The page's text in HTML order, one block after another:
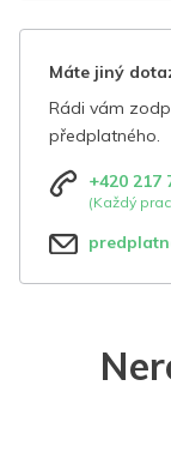
Máte jiný
Rádi vám
předplatného.
+420 217
(Každý